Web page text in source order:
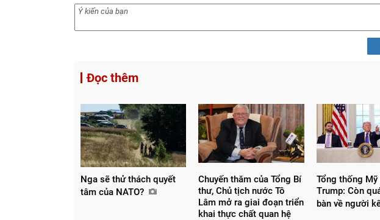
Đọc thêm
Nga sẽ thử thách quyết
tâm của NATO?
Chuyến thăm của Tổng Bí
thư, Chủ tịch nước Tô
Lâm mở ra giai đoạn triển
khai thực chất quan hệ
Tổng thống Mỹ
Trump: Còn
bàn về người